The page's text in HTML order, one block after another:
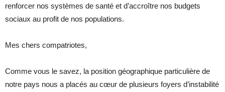
renforcer nos systèmes de santé et d’accroître nos budgets
sociaux au profit de nos populations.
Mes chers compatriotes,
Comme vous le savez, la position géographique particulière de
notre pays nous a placés au cœur de plusieurs foyers d’instabilité